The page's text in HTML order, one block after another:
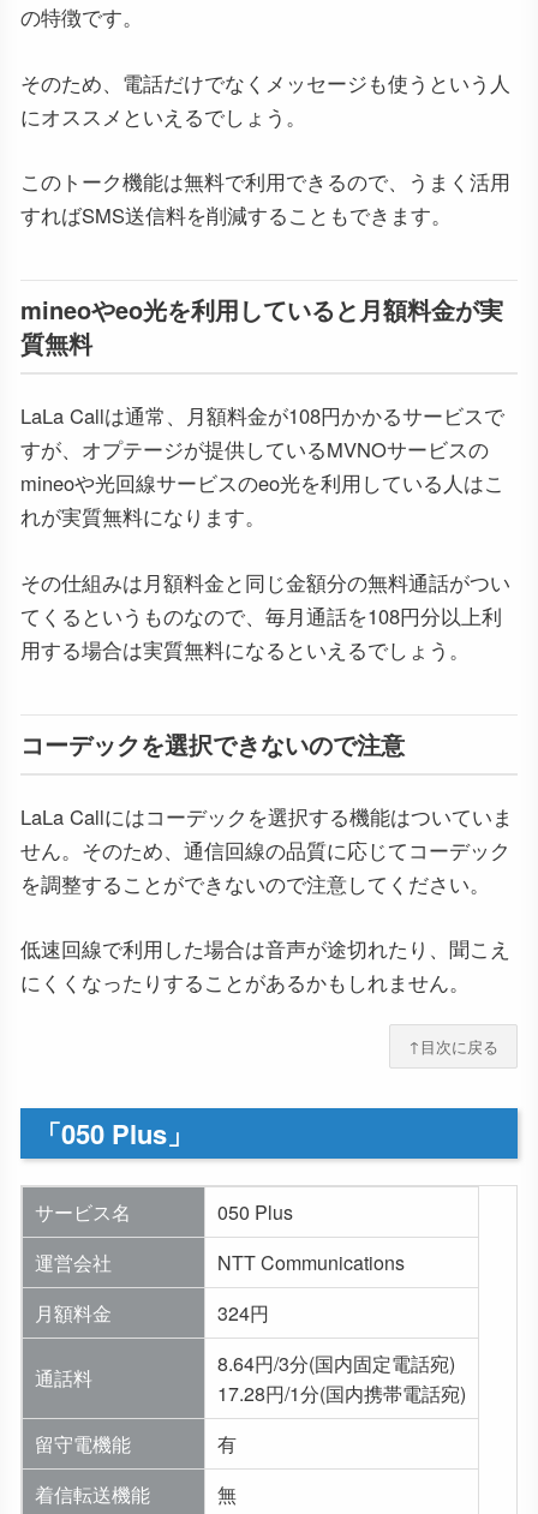
の特徴です。
そのため、電話だけでなくメッセージも使うという人
にオススメといえるでしょう。
このトーク機能は無料で利用できるので、うまく活用
すればSMS送信料を削減することもできます。
mineoやeo光を利用していると月額料金が実
質無料
LaLa Callは通常、月額料金が108円かかるサービスで
すが、オプテージが提供しているMVNOサービスの
mineoや光回線サービスのeo光を利用している人はこ
れが実質無料になります。
その仕組みは月額料金と同じ金額分の無料通話がつい
てくるというものなので、毎月通話を108円分以上利
用する場合は実質無料になるといえるでしょう。
コーデックを選択できないので注意
LaLa Callにはコーデックを選択する機能はついていま
せん。そのため、通信回線の品質に応じてコーデック
を調整することができないので注意してください。
低速回線で利用した場合は音声が途切れたり、聞こえ
にくくなったりすることがあるかもしれません。
↑目次に戻る
「050 Plus」
サービス名
050 Plus
運営会社
NTT Communications
月額料金
324円
通話料
8.64円/3分(国内固定電話宛)
17.28円/1分(国内携帯電話宛)
留守電機能
有
着信転送機能
無